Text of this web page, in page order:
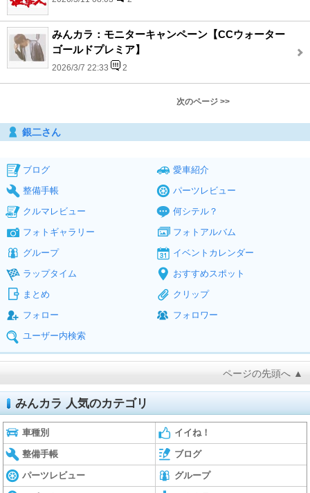
みんカラ：モニターキャンペーン【CCウォーター
ゴールドプレミア】
2026/3/7 22:33 2
次のページ >>
銀二さん
ブログ
愛車紹介
整備手帳
パーツレビュー
クルマレビュー
何シテル？
フォトギャラリー
フォトアルバム
グループ
イベントカレンダー
ラップタイム
おすすめスポット
まとめ
クリップ
フォロー
フォロワー
ユーザー内検索
ページの先頭へ ▲
みんカラ 人気のカテゴリ
車種別 イイね！
整備手帳 ブログ
パーツレビュー グループ